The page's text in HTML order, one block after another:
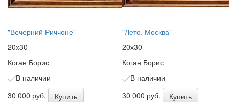
"Вечерний Риччоне"
20х30
Коган Борис
В наличии
30 000 руб.
Купить
"Лето. Москва"
20х30
Коган Борис
В наличии
30 000 руб.
Купить